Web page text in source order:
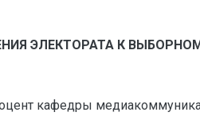
ЭЛЕКТОРАТА К
кафедры